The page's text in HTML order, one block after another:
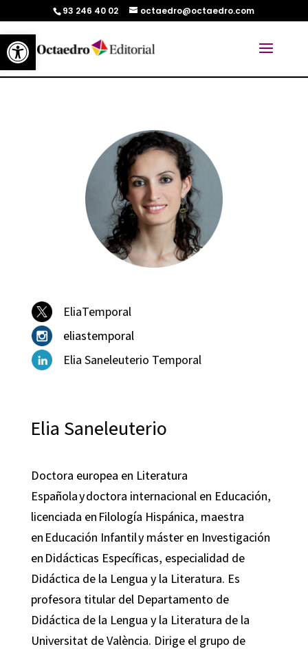
Abrir barra de herramientas
93 246 40 02 octaedro@octaedro.com
EliaTemporal
eliastemporal
Elia Saneleuterio Temporal
Elia Saneleuterio
Doctora europea en Literatura
Española y doctora internacional en Educación,
licenciada en Filología Hispánica, maestra
en Educación Infantil y máster en Investigación
en Didácticas Específicas, especialidad de
Didáctica de la Lengua y la Literatura. Es
profesora titular del Departamento de
Didáctica de la Lengua y la Literatura de la
Universitat de València. Dirige el grupo de